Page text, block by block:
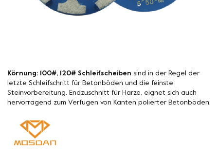
Körnung: 100#, 120# Schleifscheiben sind in der Regel der
letzte Schleifschritt für Betonböden und die feinste
Steinvorbereitung. Endzuschnitt für Harze, eignet sich auch
hervorragend zum Verfugen von Kanten polierter Betonböden.